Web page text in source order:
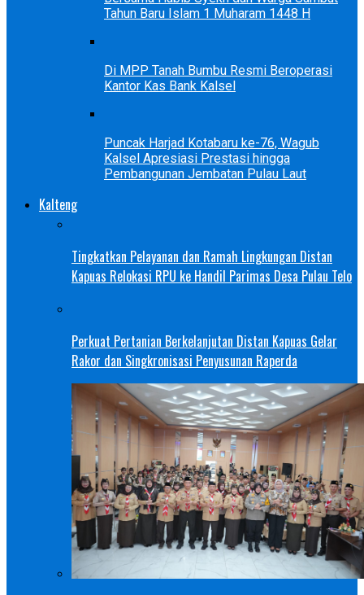
Tahun Baru Islam 1 Muharam 1448 H
Di MPP Tanah Bumbu Resmi Beroperasi
Kantor Kas Bank Kalsel
Puncak Harjad Kotabaru ke-76, Wagub
Kalsel Apresiasi Prestasi hingga
Pembangunan Jembatan Pulau Laut
Kalteng
Tingkatkan Pelayanan dan Ramah Lingkungan Distan
Kapuas Relokasi RPU ke Handil Parimas Desa Pulau Telo
Perkuat Pertanian Berkelanjutan Distan Kapuas Gelar
Rakor dan Singkronisasi Penyusunan Raperda